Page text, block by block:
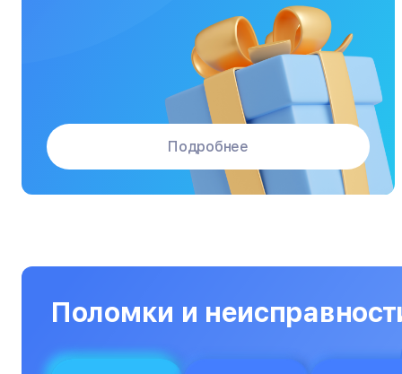
Микроволновые печи
Морозильные камеры
Оптические прицелы
Подробнее
Поломки и